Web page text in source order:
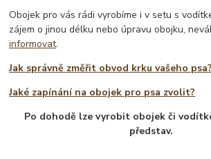
Obojek pro vás rádi vyrobíme i v setu s
zájem o jinou délku nebo úpravu obojku,
informovat.
Jak správně změřit obvod krku vašeho psa?
Jaké zapínání na obojek pro psa zvolit?
Po dohodě lze vyrobit obojek či
představ.